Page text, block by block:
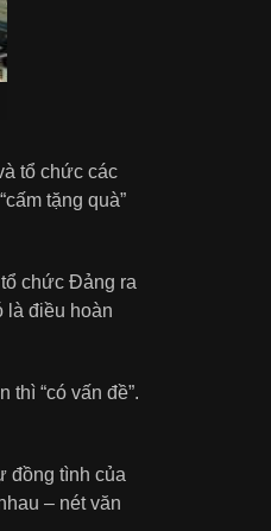
tổ chức các
tặng quà”
chức Đảng ra
là điều hoàn
“có vấn đề”.
đồng tình của
– nét văn